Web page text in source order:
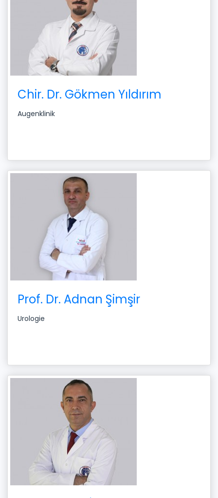
Chir. Dr. Gökmen Yıldırım
Augenklinik
Prof. Dr. Adnan Şimşir
Urologie